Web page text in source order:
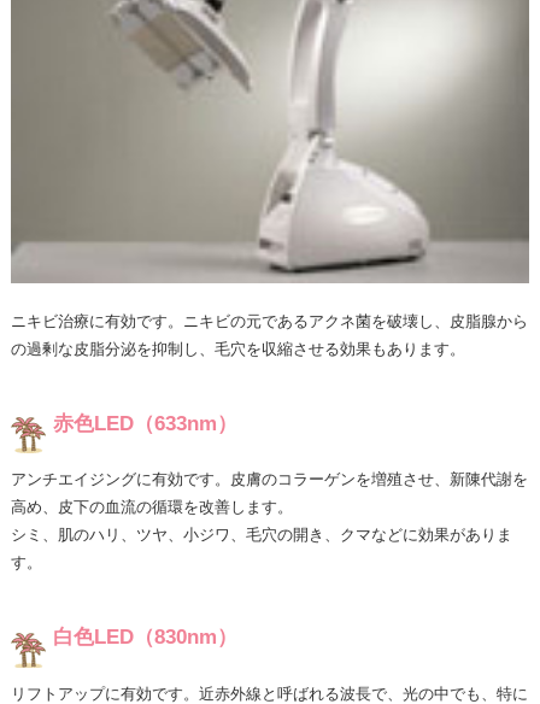
ニキビ治療に有効です。ニキビの元であるアクネ菌を破壊し、皮脂腺から
の過剰な皮脂分泌を抑制し、毛穴を収縮させる効果もあります。
赤色LED（633nm）
アンチエイジングに有効です。皮膚のコラーゲンを増殖させ、新陳代謝を
高め、皮下の血流の循環を改善します。
シミ、肌のハリ、ツヤ、小ジワ、毛穴の開き、クマなどに効果がありま
す。
白色LED（830nm）
リフトアップに有効です。近赤外線と呼ばれる波長で、光の中でも、特に